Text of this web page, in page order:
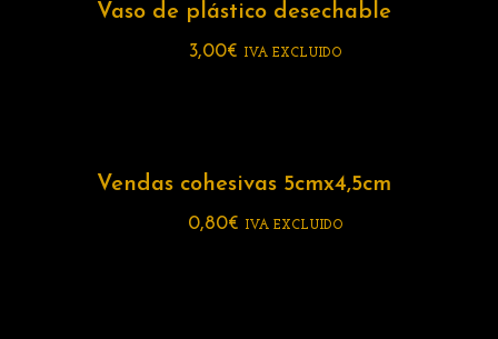
Vaso de plástico desechable
3,00€ IVA EXCLUIDO
Vendas cohesivas 5cmx4,5cm
0,80€ IVA EXCLUIDO